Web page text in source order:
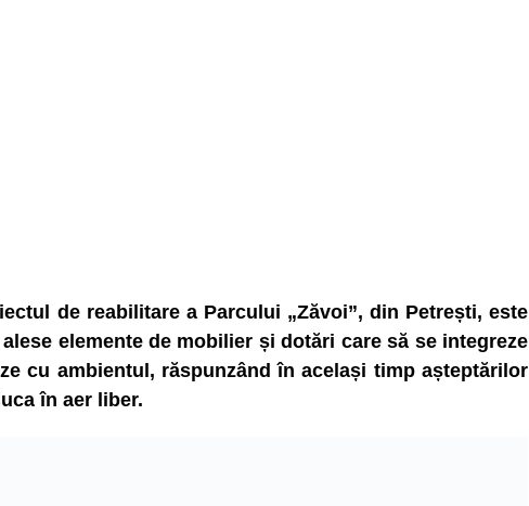
de reabilitare a Parcului „Zăvoi”, din Petrești, este
elemente de mobilier și dotări care să se integreze
cu ambientul, răspunzând în același timp așteptărilor
în aer liber.